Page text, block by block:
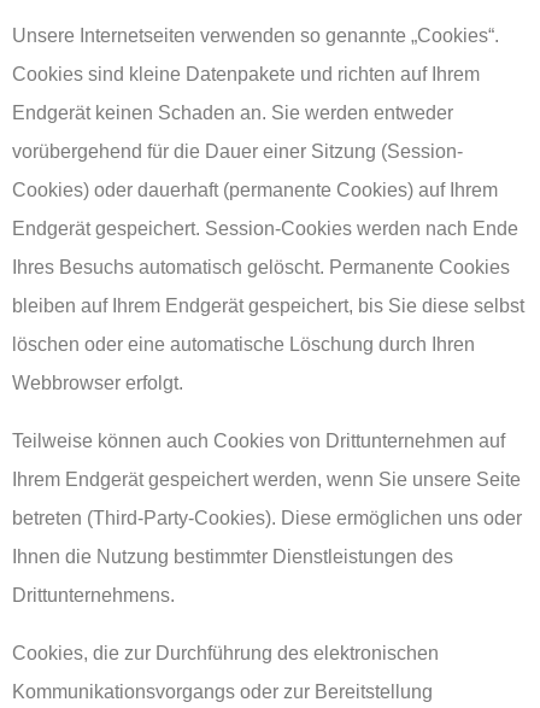
Unsere Internetseiten verwenden so genannte „Cookies“.
Cookies sind kleine Datenpakete und richten auf Ihrem
Endgerät keinen Schaden an. Sie werden entweder
vorübergehend für die Dauer einer Sitzung (Session-
Cookies) oder dauerhaft (permanente Cookies) auf Ihrem
Endgerät gespeichert. Session-Cookies werden nach Ende
Ihres Besuchs automatisch gelöscht. Permanente Cookies
bleiben auf Ihrem Endgerät gespeichert, bis Sie diese selbst
löschen oder eine automatische Löschung durch Ihren
Webbrowser erfolgt.
Teilweise können auch Cookies von Drittunternehmen auf
Ihrem Endgerät gespeichert werden, wenn Sie unsere Seite
betreten (Third-Party-Cookies). Diese ermöglichen uns oder
Ihnen die Nutzung bestimmter Dienstleistungen des
Drittunternehmens.
Cookies, die zur Durchführung des elektronischen
Kommunikationsvorgangs oder zur Bereitstellung